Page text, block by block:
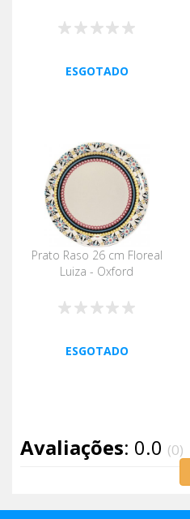
ESGOTADO
Prato Raso 26 cm Floreal
Luiza - Oxford
ESGOTADO
Avaliações: 0.0 (0)